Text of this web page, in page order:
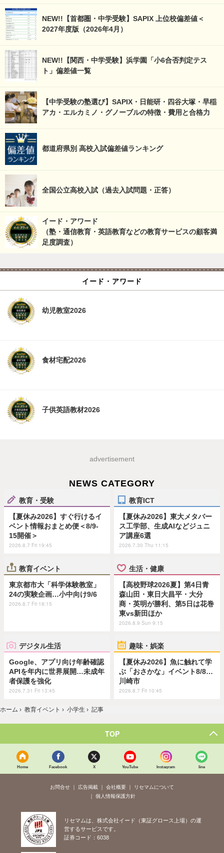
NEW!!【首都圏・中学受験】SAPIX 上位校偏差値＜
2027年度版（2026年4月）
NEW!!【関西・中学受験】浜学園「小6合否判定テス
ト」偏差値一覧
【中学受験の塾選び】SAPIX・日能研・四谷大塚・早稲
アカ・エルカミノ・グノーブルの特徴・費用と合格力
都道府県別 高校入試偏差値ランキング
全国公立高校入試（過去入試問題・正答）
イード・アワード
（塾・通信教育・英語教育などの教育サービスの顧客満
足度調査）
イード・アワード
幼児教室2026
食材宅配2026
子供英語教材2026
advertisement
NEWS CATEGORY
教育・受験
【夏休み2026】すぐ行けるイ
ベント情報おまとめ便＜8/9-
15開催＞
2026.8.7 Fri 19:45
教育ICT
【夏休み2026】東大メタバー
ス工学部、生成AIなどジュニ
ア講座6選
2026.7.30 Thu 11:15
教育イベント
東京都市大「科学体験教室」
24の実験企画…小中向け9/6
2026.8.7 Fri 18:15
生活・健康
【高校野球2026夏】第4日青
森山田・東日大昌平・大分
商・英明が勝利、第5日は花巻
東vs新田ほか
2026.8.9 Sun 9:15
デジタル生活
Google、アプリ向け年齢確認
APIを年内に世界展開…未成年
者保護を強化
2026.7.31 Fri 13:45
趣味・娯楽
【夏休み2026】魚に触れて学
ぶ「おさかな」イベント8/8…
川崎市
2026.8.7 Fri 10:45
ホーム › 教育イベント › 小学生 › 記事
TOP
Home Facebook X YouTube Instagram line
お問合せ 広告掲載 会社概要
リセマムについて
個人情報保護方針
リセマムは、株式会社イード（東証グロース上場）の運
営するサービスです。
証券コード：6038